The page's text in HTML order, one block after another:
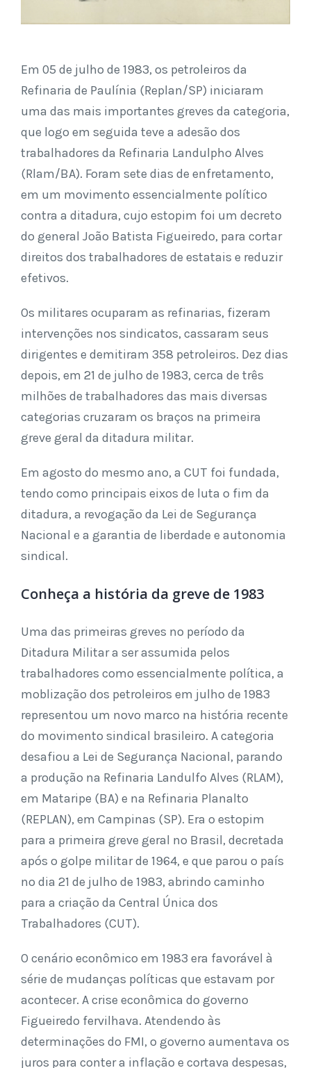
Em 05 de julho de 1983, os petroleiros da
Refinaria de Paulínia (Replan/SP) iniciaram
uma das mais importantes greves da categoria,
que logo em seguida teve a adesão dos
trabalhadores da Refinaria Landulpho Alves
(Rlam/BA). Foram sete dias de enfretamento,
em um movimento essencialmente político
contra a ditadura, cujo estopim foi um decreto
do general João Batista Figueiredo, para cortar
direitos dos trabalhadores de estatais e reduzir
efetivos.
Os militares ocuparam as refinarias, fizeram
intervenções nos sindicatos, cassaram seus
dirigentes e demitiram 358 petroleiros. Dez dias
depois, em 21 de julho de 1983, cerca de três
milhões de trabalhadores das mais diversas
categorias cruzaram os braços na primeira
greve geral da ditadura militar.
Em agosto do mesmo ano, a CUT foi fundada,
tendo como principais eixos de luta o fim da
ditadura, a revogação da Lei de Segurança
Nacional e a garantia de liberdade e autonomia
sindical.
Conheça a história da greve de 1983
Uma das primeiras greves no período da
Ditadura Militar a ser assumida pelos
trabalhadores como essencialmente política, a
moblização dos petroleiros em julho de 1983
representou um novo marco na história recente
do movimento sindical brasileiro. A categoria
desafiou a Lei de Segurança Nacional, parando
a produção na Refinaria Landulfo Alves (RLAM),
em Mataripe (BA) e na Refinaria Planalto
(REPLAN), em Campinas (SP). Era o estopim
para a primeira greve geral no Brasil, decretada
após o golpe militar de 1964, e que parou o país
no dia 21 de julho de 1983, abrindo caminho
para a criação da Central Única dos
Trabalhadores (CUT).
O cenário econômico em 1983 era favorável à
série de mudanças políticas que estavam por
acontecer. A crise econômica do governo
Figueiredo fervilhava. Atendendo às
determinações do FMI, o governo aumentava os
juros para conter a inflação e cortava despesas,